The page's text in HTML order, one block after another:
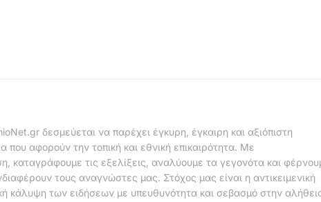
δεσμεύεται να παρέχει έγκυρη, έγκαιρη και αξιόπιστη
αφορούν την τοπική και εθνική επικαιρότητα. Με
καταγράφουμε τις εξελίξεις, αναλύουμε τα γεγονότα και
τους αναγνώστες μας. Στόχος μας είναι η αντικειμενική
κάλυψη των ειδήσεων με υπευθυνότητα και σεβασμό στην